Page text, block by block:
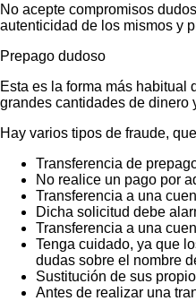
No acepte compromisos
autenticidad de los mismos y
Prepago dudoso
Esta es la forma más habitual
grandes cantidades de dinero
Hay varios tipos de fraude,
Transferencia de
No realice un pago por
Transferencia a una
Dicha solicitud debe
Transferencia a una
Tenga cuidado, ya que
dudas sobre el nombre
Sustitución de sus
Antes de realizar una